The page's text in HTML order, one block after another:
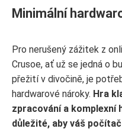
Minimální
Pro nerušený zážitek z
Crusoe, ať už se jedná o
přežití v divočině, je
hardwarové nároky. Hra
zpracování a komplexní
důležité, aby váš